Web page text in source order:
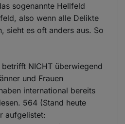
sogenannte Hellfeld
also wenn alle Delikte
sieht es oft anders aus. So
NICHT überwiegend
und Frauen
international bereits
564 (Stand heute
aufgelistet: